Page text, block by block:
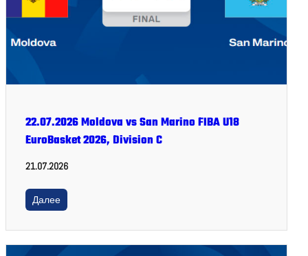
22.07.2026 Moldova vs San Marino FIBA U18
EuroBasket 2026, Division C
21.07.2026
Далее